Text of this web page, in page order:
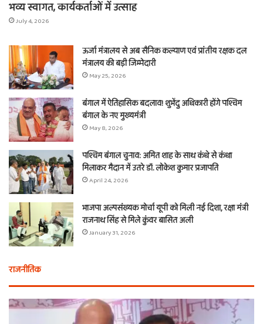
भव्य स्वागत, कार्यकर्ताओं में उत्साह
July 4, 2026
ऊर्जा मंत्रालय से अब सैनिक कल्याण एवं प्रांतीय रक्षक दल
मंत्रालय की बड़ी जिम्मेदारी
May 25, 2026
बंगाल में ऐतिहासिक बदलाव! शुभेंदु अधिकारी होंगे पश्चिम
बंगाल के नए मुख्यमंत्री
May 8, 2026
पश्चिम बंगाल चुनाव: अमित शाह के साथ कंधे से कंधा
मिलाकर मैदान में उतरे डॉ. लोकेश कुमार प्रजापति
April 24, 2026
भाजपा अल्पसंख्यक मोर्चा यूपी को मिली नई दिशा, रक्षा मंत्री
राजनाथ सिंह से मिले कुंवर बासित अली
January 31, 2026
राजनीतिक